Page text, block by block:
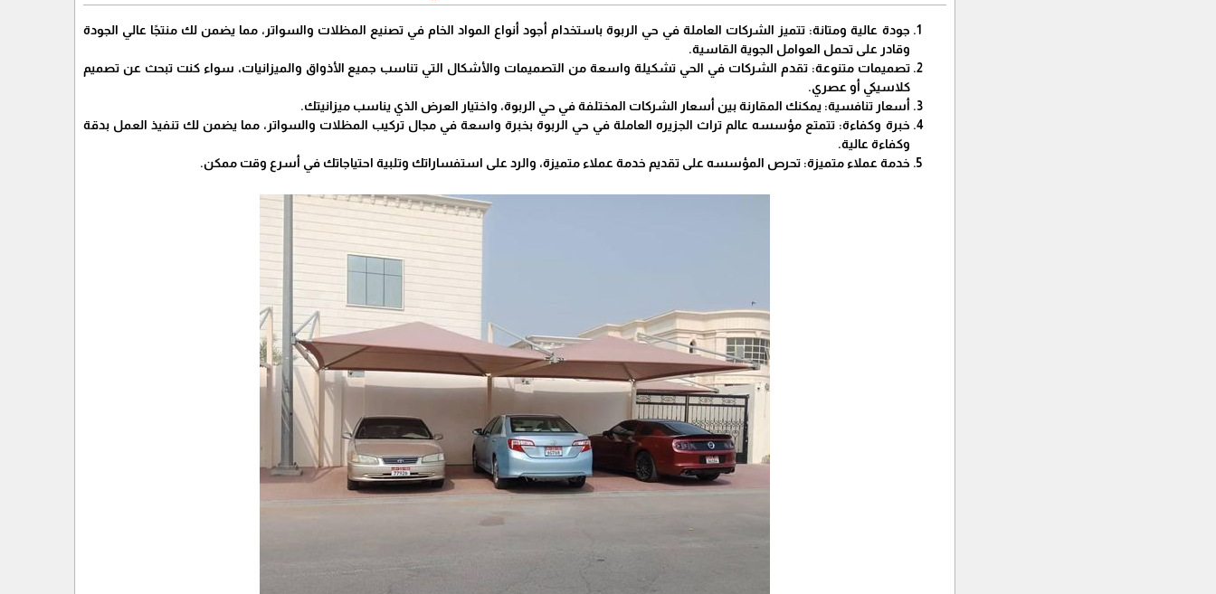
جودة عالية ومتانة: تتميز الشركات العاملة في حي الربوة باستخدام أجود أنواع المواد الخام في تصنيع المظلات والسواتر، مما يضمن لك منتجًا عالي الجودة
وقادر على تحمل العوامل الجوية القاسية.
تصميمات متنوعة: تقدم الشركات في الحي تشكيلة واسعة من التصميمات والأشكال التي تناسب جميع الأذواق والميزانيات، سواء كنت تبحث عن تصميم
كلاسيكي أو عصري.
أسعار تنافسية: يمكنك المقارنة بين أسعار الشركات المختلفة في حي الربوة، واختيار العرض الذي يناسب ميزانيتك.
خبرة وكفاءة: تتمتع مؤسسه عالم تراث الجزيره العاملة في حي الربوة بخبرة واسعة في مجال تركيب المظلات والسواتر، مما يضمن لك تنفيذ العمل بدقة
وكفاءة عالية.
خدمة عملاء متميزة: تحرص المؤسسه على تقديم خدمة عملاء متميزة، والرد على استفساراتك وتلبية احتياجاتك في أسرع وقت ممكن.